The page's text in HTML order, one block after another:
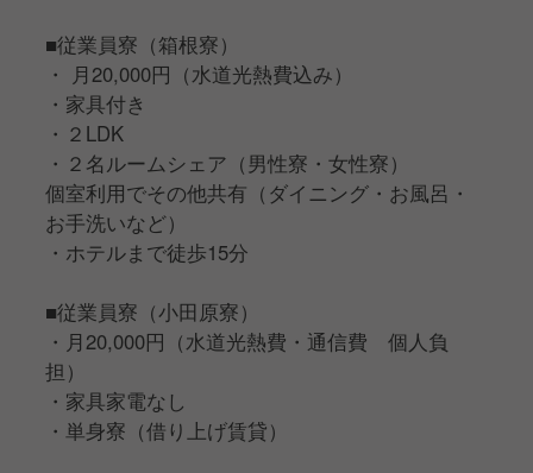
■従業員寮（箱根寮）
・ 月20,000円（水道光熱費込み）
・家具付き
・２LDK
・２名ルームシェア（男性寮・女性寮）
個室利用でその他共有（ダイニング・お風呂・
お手洗いなど）
・ホテルまで徒歩15分
■従業員寮（小田原寮）
・月20,000円（水道光熱費・通信費 個人負
担）
・家具家電なし
・単身寮（借り上げ賃貸）